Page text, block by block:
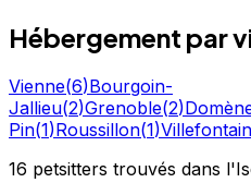
Hébergement par
Vienne(6)Bourgoin-
Jallieu(2)Grenoble(2)
Pin(1)Roussillon(1)
16 petsitters trouvés dans